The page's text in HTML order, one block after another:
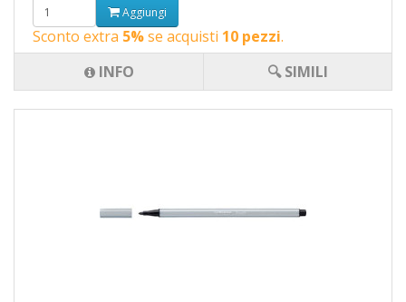
Aggiungi
Sconto extra 5%se acquisti 10 pezzi.
INFO
🔍 SIMILI